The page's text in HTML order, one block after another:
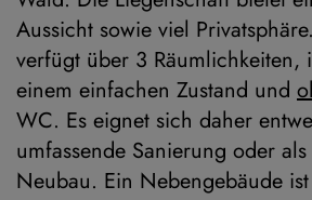
Aussicht sowie viel
verfügt über 3 Räumlichkeiten,
einem einfachen Zustand und
WC. Es eignet sich daher
umfassende Sanierung oder
Neubau. Ein Nebengebäude